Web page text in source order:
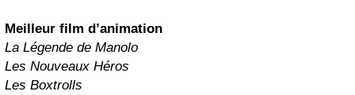
Meilleur film d’animation
La Légende de Manolo
Les Nouveaux Héros
Les Boxtrolls